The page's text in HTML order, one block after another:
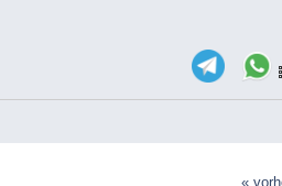
«